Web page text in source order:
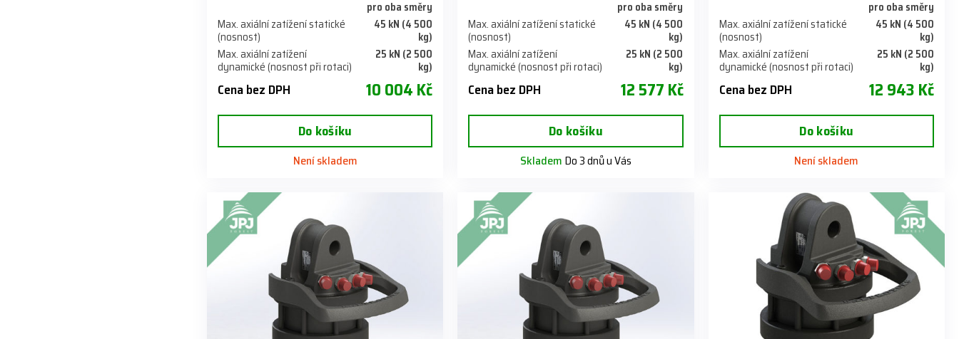
pro oba směry
Max. axiální zatížení statické
(nosnost)
45 kN (4 500
kg)
Max. axiální zatížení
dynamické (nosnost při rotaci)
25 kN (2 500
kg)
Cena bez DPH 10 004 Kč
Do košíku
Není skladem
pro oba směry
Max. axiální zatížení statické
(nosnost)
45 kN (4 500
kg)
Max. axiální zatížení
dynamické (nosnost při rotaci)
25 kN (2 500
kg)
Cena bez DPH 12 577 Kč
Do košíku
Skladem Do 3 dnů u Vás
pro oba směry
Max. axiální zatížení statické
(nosnost)
45 kN (4 500
kg)
Max. axiální zatížení
dynamické (nosnost při rotaci)
25 kN (2 500
kg)
Cena bez DPH 12 943 Kč
Do košíku
Není skladem